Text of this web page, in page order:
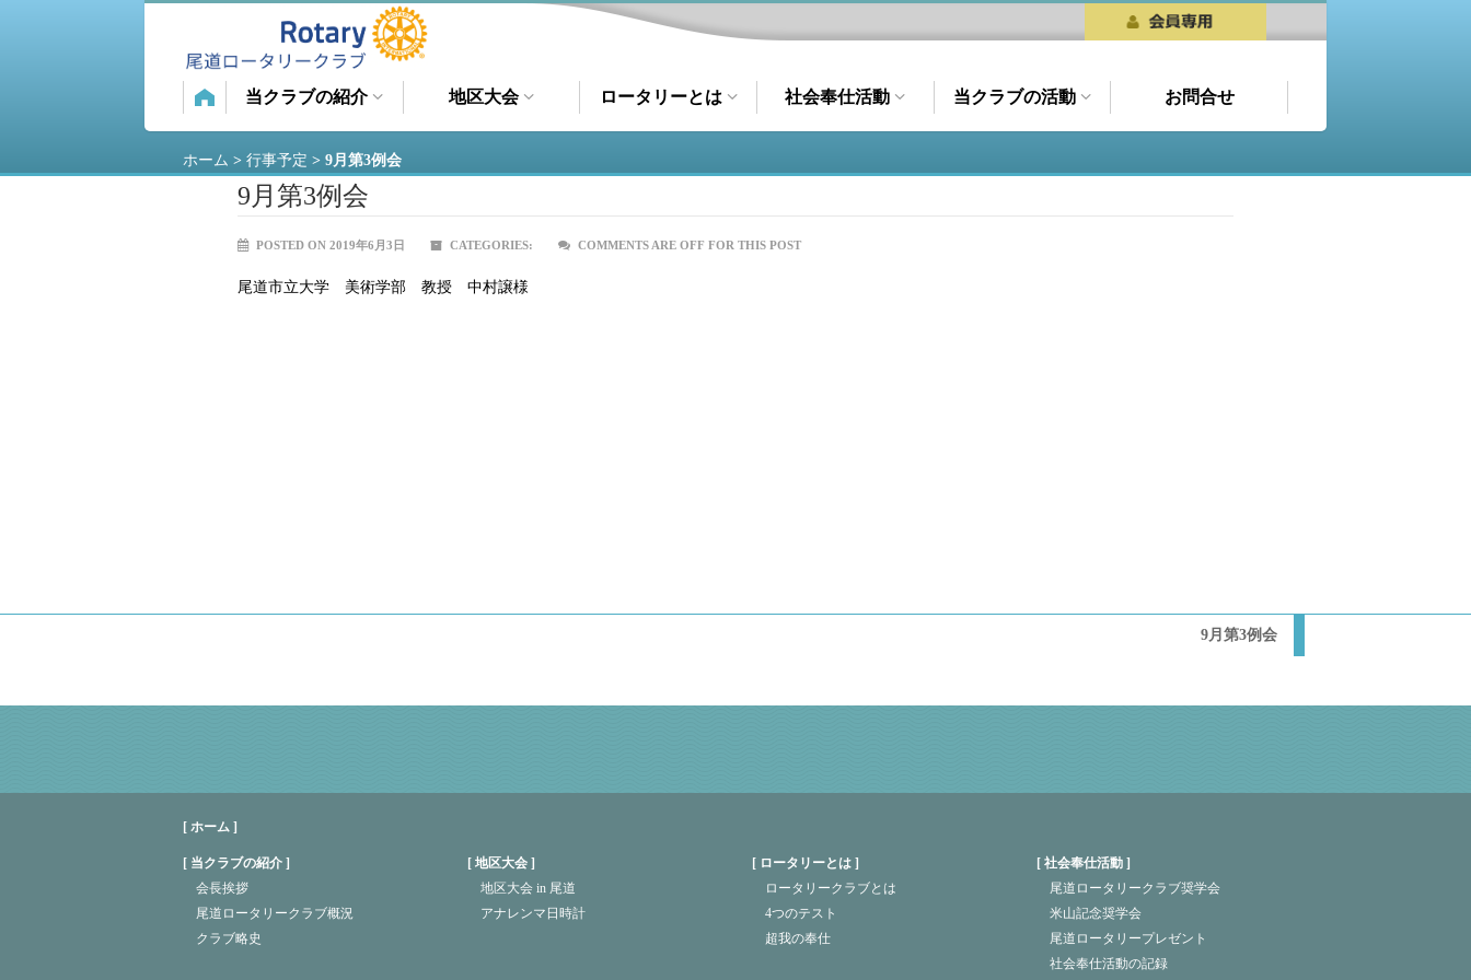
当クラブの紹介 地区大会 ロータリーとは 社会奉仕活動 当クラブの活動 お問合せ
ホーム > 行事予定 > 9月第3例会
9月第3例会
POSTED ON 2019年6月3日 CATEGORIES: COMMENTS ARE OFF FOR THIS POST
尾道市立大学 美術学部 教授 中村譲様
9月第3例会
[ ホーム ]
当クラブの紹介
会長挨拶
尾道ロータリークラブ概況
クラブ略史
地区大会
地区大会 in 尾道
アナレンマ日時計
ロータリーとは
ロータリークラブとは
4つのテスト
超我の奉仕
社会奉仕活動
尾道ロータリークラブ奨学会
米山記念奨学会
尾道ロータリープレゼント
社会奉仕活動の記録